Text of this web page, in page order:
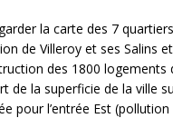
la carte des 7
de Villeroy et ses Salins
des 1800 logements
de la superficie de la ville
pour l’entrée Est